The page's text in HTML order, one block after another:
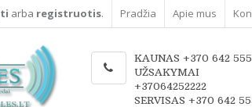
arba registruotis. Pradžia Apie mus
KAUNAS +370 642
UŽSAKYMAI
+37064252222
SERVISAS +370 642